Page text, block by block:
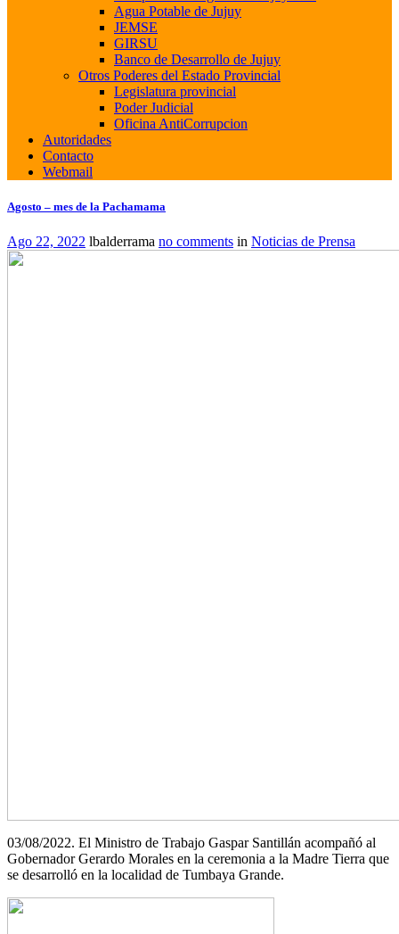
Agua Potable de Jujuy
JEMSE
GIRSU
Banco de Desarrollo de Jujuy
Otros Poderes del Estado Provincial
Legislatura provincial
Poder Judicial
Oficina AntiCorrupcion
Autoridades
Contacto
Webmail
Agosto – mes de la Pachamama
Ago 22, 2022 lbalderrama no comments in Noticias de Prensa
03/08/2022. El Ministro de Trabajo Gaspar Santillán acompañó al
Gobernador Gerardo Morales en la ceremonia a la Madre Tierra que
se desarrolló en la localidad de Tumbaya Grande.